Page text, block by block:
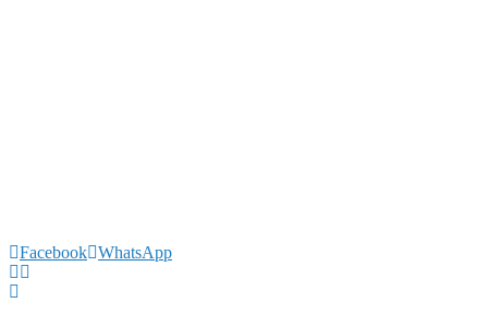
Facebook WhatsApp